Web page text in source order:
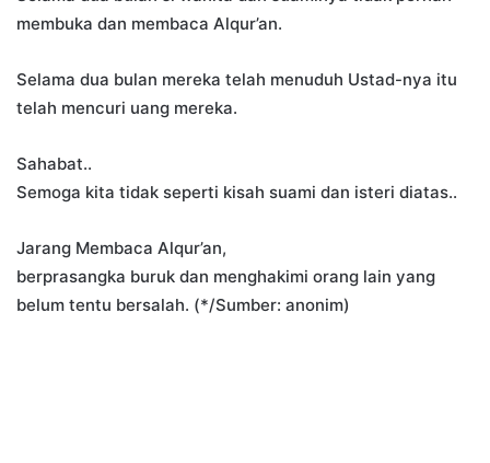
membuka dan membaca Alqur’an.
Selama dua bulan mereka telah menuduh Ustad-nya itu
telah mencuri uang mereka.
Sahabat..
Semoga kita tidak seperti kisah suami dan isteri diatas..
Jarang Membaca Alqur’an,
berprasangka buruk dan menghakimi orang lain yang
belum tentu bersalah. (*/Sumber: anonim)